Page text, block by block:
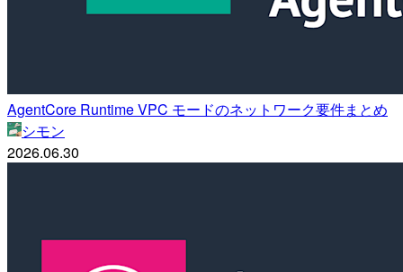
AgentCore Runtime VPC モードのネットワーク要件まとめ
シモン
2026.06.30